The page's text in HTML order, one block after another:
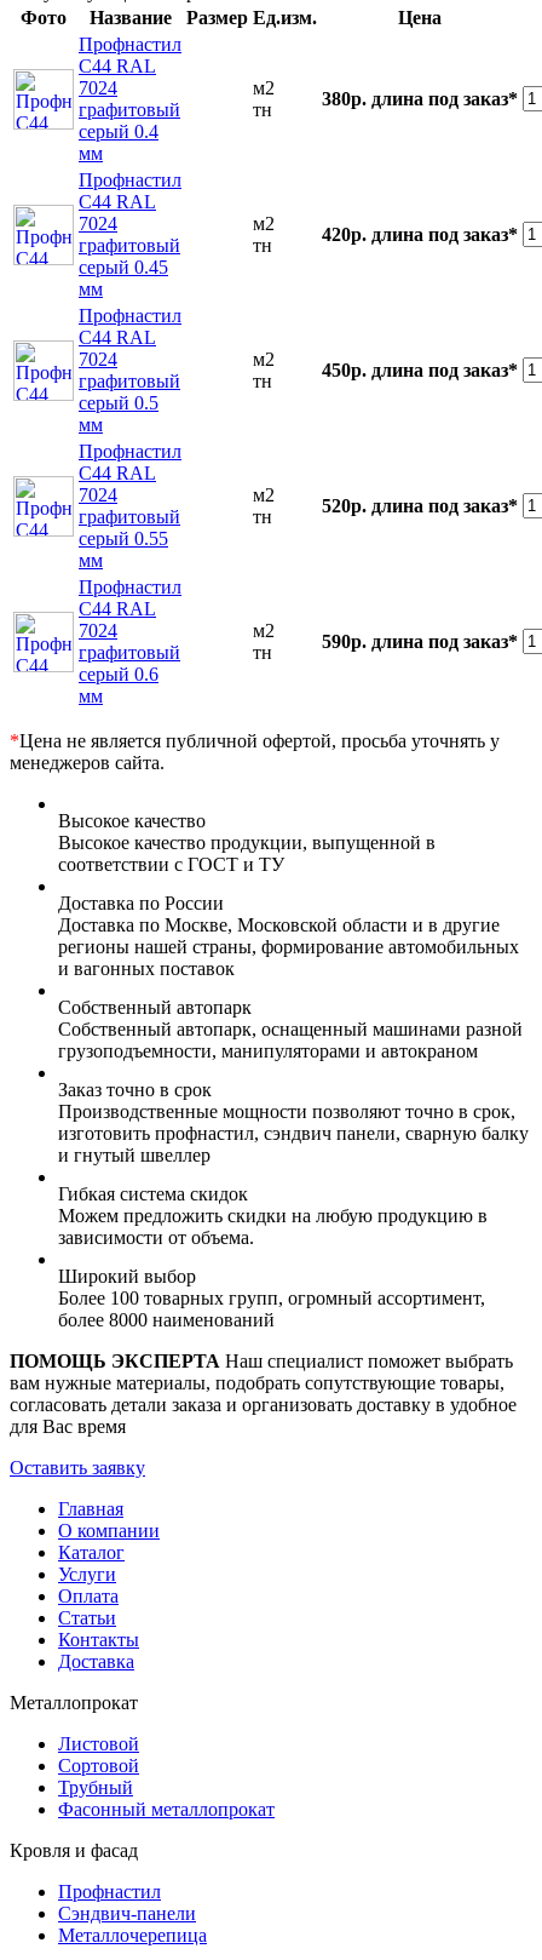
Фото
Название Размер Ед.изм.
Цена
Профнастил
С44 RAL
7024
графитовый
серый 0.4
мм
м2
тн
380р. длина под заказ*
Профнастил
С44 RAL
7024
графитовый
серый 0.45
мм
м2
тн
420р. длина под заказ*
Профнастил
С44 RAL
7024
графитовый
серый 0.5
мм
м2
тн
450р. длина под заказ*
Профнастил
С44 RAL
7024
графитовый
серый 0.55
мм
м2
тн
520р. длина под заказ*
Профнастил
С44 RAL
7024
графитовый
серый 0.6
мм
м2
тн
590р. длина под заказ*
*Цена не является публичной офертой, просьба уточнять у
менеджеров сайта.
Высокое качество
Высокое качество продукции, выпущенной в
соответствии с ГОСТ и ТУ
Доставка по России
Доставка по Москве, Московской области и в другие
регионы нашей страны, формирование автомобильных
и вагонных поставок
Собственный автопарк
Собственный автопарк, оснащенный машинами разной
грузоподъемности, манипуляторами и автокраном
Заказ точно в срок
Производственные мощности позволяют точно в срок,
изготовить профнастил, сэндвич панели, сварную балку
и гнутый швеллер
Гибкая система скидок
Можем предложить скидки на любую продукцию в
зависимости от объема.
Широкий выбор
Более 100 товарных групп, огромный ассортимент,
более 8000 наименований
ПОМОЩЬ ЭКСПЕРТА Наш специалист поможет выбрать
вам нужные материалы, подобрать сопутствующие товары,
согласовать детали заказа и организовать доставку в удобное
для Вас время
Оставить заявку
Главная
О компании
Каталог
Услуги
Оплата
Статьи
Контакты
Доставка
Металлопрокат
Листовой
Сортовой
Трубный
Фасонный металлопрокат
Кровля и фасад
Профнастил
Сэндвич-панели
Металлочерепица